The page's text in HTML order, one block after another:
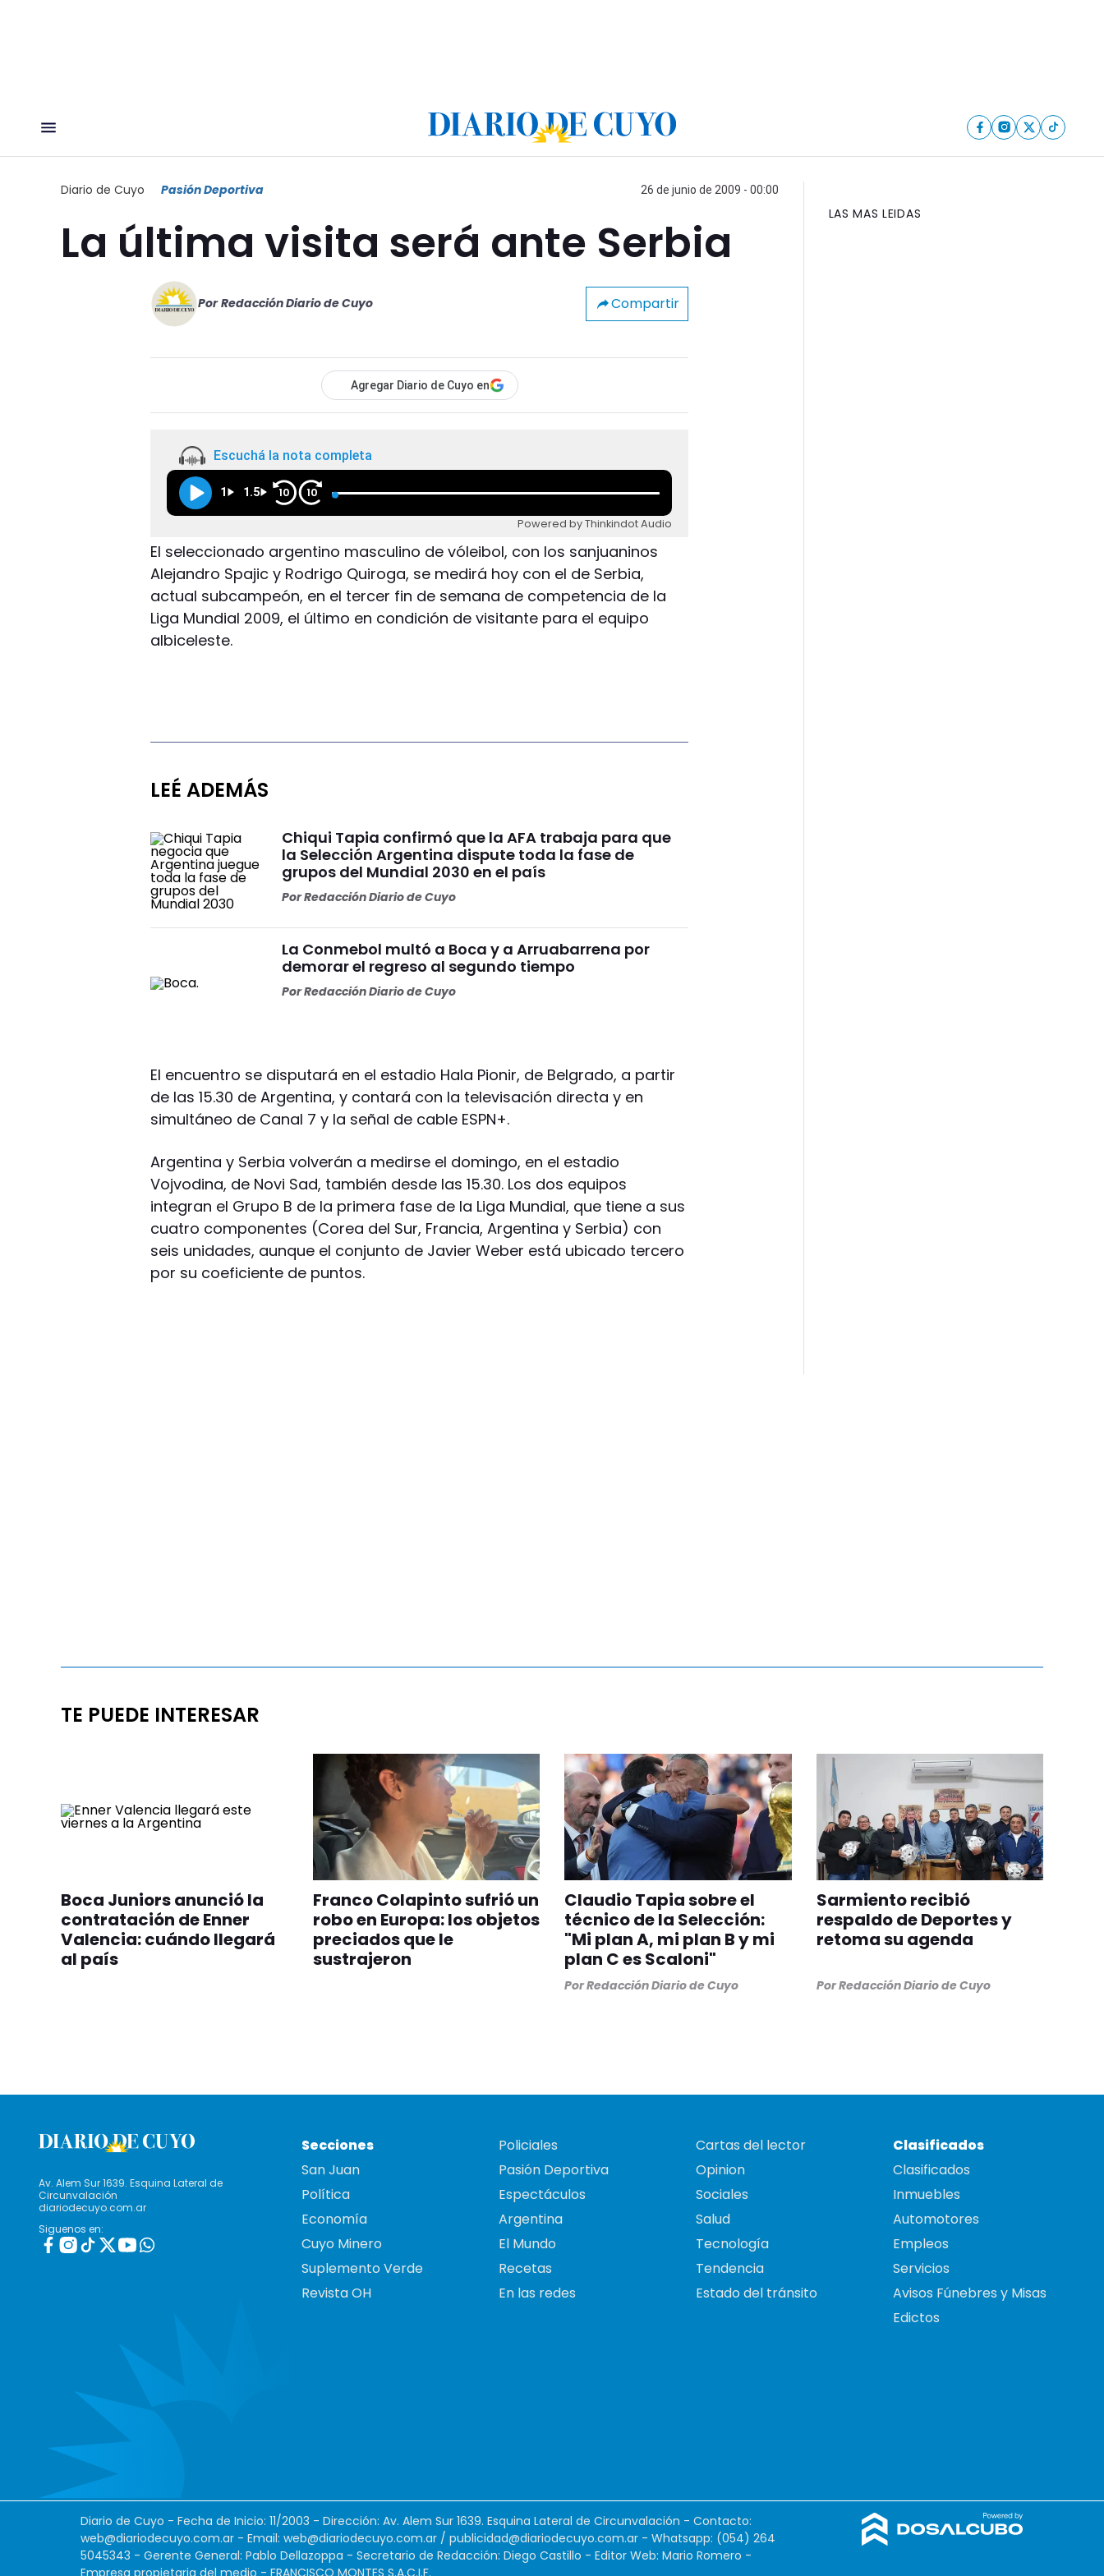
Diario de Cuyo Pasión Deportiva 26 de junio de 2009 - 00:00
La última visita será ante Serbia
Por Redacción Diario de Cuyo Compartir
Agregar Diario de Cuyo en
Escuchá la nota completa
1 1.5 10 10
Powered by Thinkindot Audio
El seleccionado argentino masculino de vóleibol, con los sanjuaninos
Alejandro Spajic y Rodrigo Quiroga, se medirá hoy con el de Serbia,
actual subcampeón, en el tercer fin de semana de competencia de la
Liga Mundial 2009, el último en condición de visitante para el equipo
albiceleste.
LEÉ ADEMÁS
Chiqui Tapia confirmó que la AFA trabaja para que
la Selección Argentina dispute toda la fase de
grupos del Mundial 2030 en el país
PorRedacción Diario de Cuyo
La Conmebol multó a Boca y a Arruabarrena por
demorar el regreso al segundo tiempo
PorRedacción Diario de Cuyo
El encuentro se disputará en el estadio Hala Pionir, de Belgrado, a partir
de las 15.30 de Argentina, y contará con la televisación directa y en
simultáneo de Canal 7 y la señal de cable ESPN+.
Argentina y Serbia volverán a medirse el domingo, en el estadio
Vojvodina, de Novi Sad, también desde las 15.30. Los dos equipos
integran el Grupo B de la primera fase de la Liga Mundial, que tiene a sus
cuatro componentes (Corea del Sur, Francia, Argentina y Serbia) con
seis unidades, aunque el conjunto de Javier Weber está ubicado tercero
por su coeficiente de puntos.
LAS MAS LEIDAS
TE PUEDE INTERESAR
Boca Juniors anunció la
contratación de Enner
Valencia: cuándo llegará
al país
Franco Colapinto sufrió un
robo en Europa: los objetos
preciados que le
sustrajeron
Claudio Tapia sobre el
técnico de la Selección:
"Mi plan A, mi plan B y mi
plan C es Scaloni"
PorRedacción Diario de Cuyo
Sarmiento recibió
respaldo de Deportes y
retoma su agenda
PorRedacción Diario de Cuyo
Av. Alem Sur 1639. Esquina Lateral de
Circunvalación
diariodecuyo.com.ar
Siguenos en:
Secciones
San Juan
Política
Economía
Cuyo Minero
Suplemento Verde
Revista OH
Policiales
Pasión Deportiva
Espectáculos
Argentina
El Mundo
Recetas
En las redes
Cartas del lector
Opinion
Sociales
Salud
Tecnología
Tendencia
Estado del tránsito
Clasificados
Clasificados
Inmuebles
Automotores
Empleos
Servicios
Avisos Fúnebres y Misas
Edictos
Diario de Cuyo - Fecha de Inicio: 11/2003 - Dirección: Av. Alem Sur 1639. Esquina Lateral de Circunvalación - Contacto:
web@diariodecuyo.com.ar - Email: web@diariodecuyo.com.ar / publicidad@diariodecuyo.com.ar - Whatsapp: (054) 264
5045343 - Gerente General: Pablo Dellazoppa - Secretario de Redacción: Diego Castillo - Editor Web: Mario Romero -